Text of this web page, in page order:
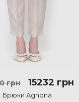
грн 15232 грн
Брюки Agnona